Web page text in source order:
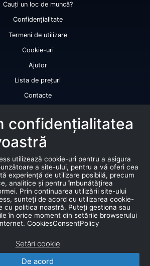
Cauți un loc de muncă?
Confidențialitate
Termeni de utilizare
Cookie-uri
Ajutor
Lista de prețuri
Contacte
noastre
Rating de credit
Raport de bonitate
de bonitate financiară
Produse
Falimente
Bază de date de marketing
confidențialitatea
utilizează cookie-uri pentru a asigura
a site-ului, pentru a vă oferi cea
experiență de utilizare posibilă, precum
analitice și pentru îmbunătățirea
Prin continuarea utilizării site-ului
sunteți de acord cu utilizarea cookie-
cu politica noastră. Puteți gestiona sau
în orice moment din setările browserului
CookiesConsentPolicy
Setări cookie
De acord